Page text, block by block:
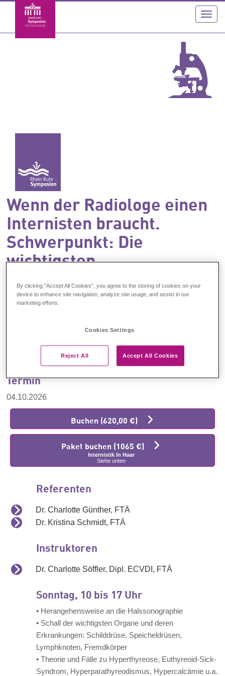
Wenn der Radiologe einen
Internisten braucht.
Schwerpunkt: Die
wichtigsten
Schilddrüsenerkrankungen
(Haan)
Behandelt wird die radiologische Aufarbeitung der wichtigsten
spannenden Fällen aus der internistischen Praxis und
praktischen Übungen.
Termin
04.10.2026
Buchen (620,00 €)
Paket buchen (1065 €)
Internistik In Haar
Siehe unten
Referenten
Dr. Charlotte Günther, FTÄ
Dr. Kristina Schmidt, FTÄ
Instruktoren
Dr. Charlotte Söffler, Dipl. ECVDI, FTÄ
Sonntag, 10 bis 17 Uhr
• Herangehensweise an die Halssonographie
• Schall der wichtigsten Organe und deren
Erkrankungen: Schilddrüse, Speicheldrüsen,
Lymphknoten, Fremdkörper
• Theorie und Fälle zu Hyperthyreose, Euthyreoid-Sick-
Syndrom, Hyperparathyreodismus, Hypercalcämie u.a.
By clicking “Accept All Cookies”, you agree to the storing of cookies on your
device to enhance site navigation, analyze site usage, and assist in our
marketing efforts.
Cookies Settings
Reject All Accept All Cookies